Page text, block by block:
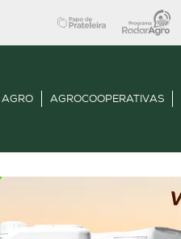
AGROCOOPERATIVAS